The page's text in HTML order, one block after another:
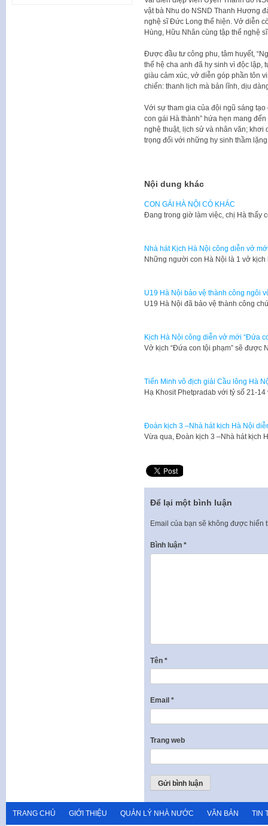
vật bà Nhu do NSND Thanh Hương
nghệ sĩ Đức Long thể hiện. Vở diễn
Hùng, Hữu Nhân cùng tập thể nghệ
Được đầu tư công phu, tâm huyết,
thế hệ cha anh đã hy sinh vì độc lập,
giàu cảm xúc, vở diễn góp phần tôn
chiến: thanh lịch mà bản lĩnh, dịu
Với sự tham gia của đội ngũ sáng
con gái Hà thành” hứa hẹn mang
nghệ thuật, lịch sử và nhân văn; khơi
trọng đối với những hy sinh thầm
Nội dung khác
CON GÁI HÀ NỘI CÓ KHÁC
​Đang trong giờ làm việc, chị Hà thấy
Nhà hát Kịch Hà Nội công diễn vở
Những người con Hà Nội là 1 vở
U19 Hà Nội bảo vệ thành công ngôi
U19 Hà Nội đã bảo vệ thành công
Kịch Hà Nội công diễn vở mới “Đứa
Vở kịch “Đứa con tội phạm” sẽ được
Tiến Minh vô địch giải Cầu lông Hà
Hạ Khosit Phetpradab với tỷ số 21-
Đoàn kịch 3 –Nhà hát kịch Hà Nội
Vừa qua, Đoàn kịch 3 –Nhà hát kịch
Để lại một bình luận
Email của bạn sẽ không được hiển
Bình luận *
Tên *
Email *
Trang web
TRANG CHỦ GIỚI THIỆU QUẢN LÝ NHÀ NƯỚC VĂN BẢN TIN